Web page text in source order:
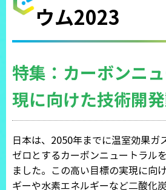
ウム2023
特集：カーボンニ
現に向けた技術開
日本は、2050年までに温室効果ガ
ゼロとするカーボンニュートラル
ました。この高い目標の実現に向
ギーや水素エネルギーなど二酸化